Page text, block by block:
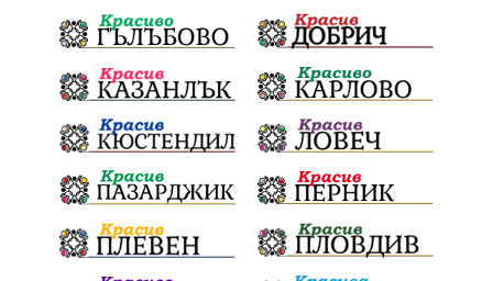
„Отваряне на града към морето“
Негодна за пиене вода във Варненско
цялостно обновяване Музеъ на мозайките
и прилежащия парк в Девня
Гражданска инициатива „Парад на гордостта“